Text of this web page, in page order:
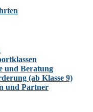
und Beratung
(ab Klasse 9)
und Partner